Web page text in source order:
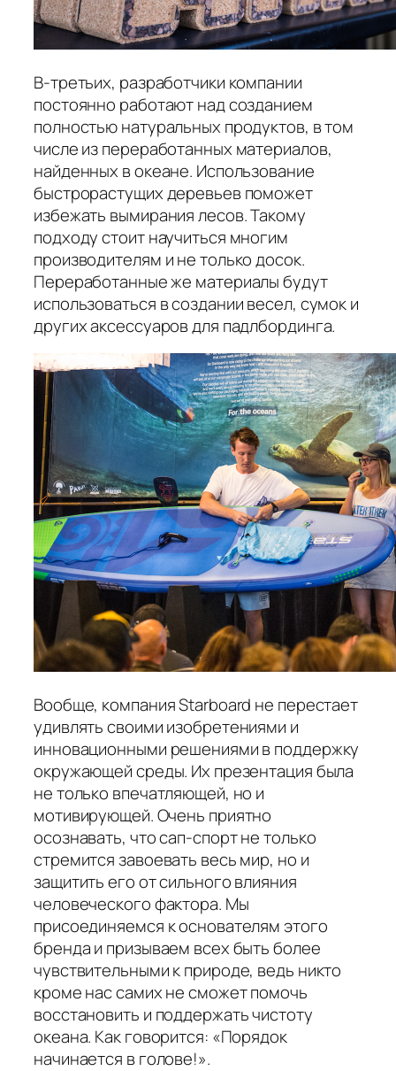
В-третьих, разработчики компании
постоянно работают над созданием
полностью натуральных продуктов, в том
числе из переработанных материалов,
найденных в океане. Использование
быстрорастущих деревьев поможет
избежать вымирания лесов. Такому
подходу стоит научиться многим
производителям и не только досок.
Переработанные же материалы будут
использоваться в создании весел, сумок и
других аксессуаров для падлбординга.
Вообще, компания Starboard не перестает
удивлять своими изобретениями и
инновационными решениями в поддержку
окружающей среды. Их презентация была
не только впечатляющей, но и
мотивирующей. Очень приятно
осознавать, что сап-спорт не только
стремится завоевать весь мир, но и
защитить его от сильного влияния
человеческого фактора. Мы
присоединяемся к основателям этого
бренда и призываем всех быть более
чувствительными к природе, ведь никто
кроме нас самих не сможет помочь
восстановить и поддержать чистоту
океана. Как говорится: «Порядок
начинается в голове!».